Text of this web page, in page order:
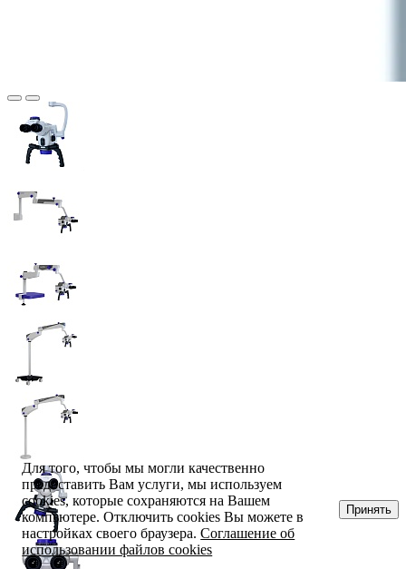
Для того, чтобы мы могли качественно
предоставить Вам услуги, мы используем
cookies, которые сохраняются на Вашем
компьютере. Отключить cookies Вы можете в
настройках своего браузера.Соглашение об
использовании файлов cookies
Принять